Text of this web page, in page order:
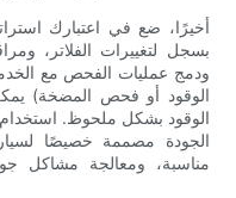
أخيرًا، ضع في اعتبارك
بسجل لتغييرات الفلاتر،
ودمج عمليات الفحص مع
الوقود أو فحص المضخة)
الوقود بشكل ملحوظ. استخدام
الجودة مصممة خصيصًا
مناسبة، ومعالجة مشاكل